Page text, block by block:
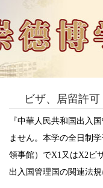
ビザ、居留許可
『中華人 民共和国出入
ません。本学の全日制
領事館）でX1 又はX2ビ
出入国管理国の関連法